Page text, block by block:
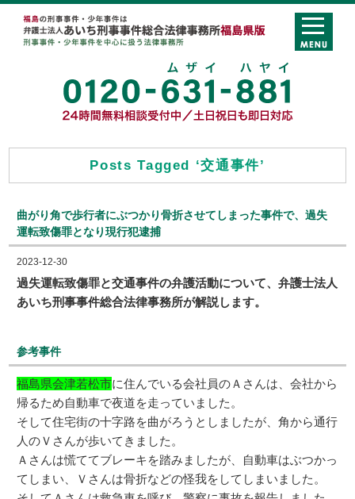
Posts Tagged ‘交通事件’
曲がり角で歩行者にぶつかり骨折させてしまった事件で、過失
運転致傷罪となり現行犯逮捕
2023-12-30
過失運転致傷罪と交通事件の弁護活動について、弁護士法人
あいち刑事事件総合法律事務所が解説します。
参考事件
福島県会津若松市に住んでいる会社員のＡさんは、会社から
帰るため自動車で夜道を走っていました。
そして住宅街の十字路を曲がろうとしましたが、角から通行
人のＶさんが歩いてきました。
Ａさんは慌ててブレーキを踏みましたが、自動車はぶつかっ
てしまい、Ｖさんは骨折などの怪我をしてしまいました。